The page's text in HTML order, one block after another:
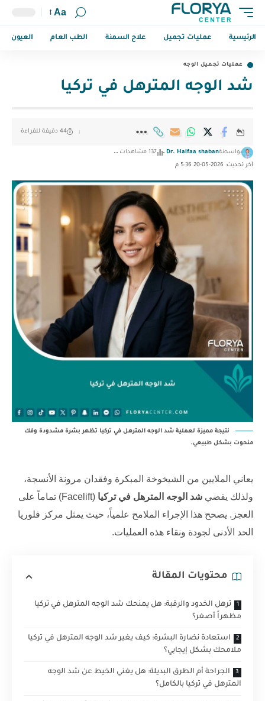
Aa
الرئيسية عمليات تجميل علاج السمنة الطب العام العيون
عمليات تجميل الوجه
شد الوجه المترهل في تركيا
آخر تحديث: 2026-05-20 5:36 م
بواسطةDr. Haifaa shaban 137 مشاهدات
44 دقيقة للقراءة
نتيجة مميزة لعملية شد الوجه المترهل في تركيا تظهر بشرة مشدودة وفك
منحوت بشكل طبيعي.
يعاني الملايين من الشيخوخة المبكرة وفقدان مرونة الأنسجة،
ولذلك يقضي شد الوجه المترهل في تركيا
(Facelift) تماماً على
العجز. يصحح هذا الإجراء الملامح علمياً، حيث يمثل مركز فلوريا
الحد الأدنى لجودة ونقاء هذه العمليات.
محتويات المقالة
ترهل الخدود والرقبة: هل يمنحك شد الوجه المترهل في تركيا
مظهراً أصغر؟
استعادة نضارة البشرة: كيف يغير شد الوجه المترهل في تركيا
ملامحك بشكل إيجابي؟
الجراحة أم الطرق البديلة: هل يغني الخيط عن شد الوجه
المترهل في تركيا بالكامل؟